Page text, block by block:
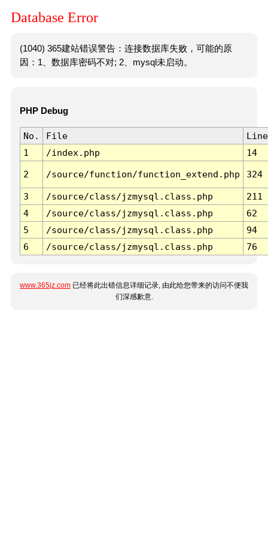
Database Error
(1040) 365建站错误警告：连接数据库失败，可能的原
因：1、数据库密码不对; 2、mysql未启动。
PHP Debug
No. File
Line
1
/index.php 14
2 /source/function/function_extend.php 324
3 /source/class/jzmysql.class.php
211
4
/source/class/jzmysql.class.php
62
5
/source/class/jzmysql.class.php
94
6
/source/class/jzmysql.class.php 76
www.365jz.com 已经将此出错信息详细记录, 由此给您带来的访问不便我
们深感歉意.